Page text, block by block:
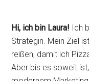
Hi, ich bin Laura! Ich
Strategin. Mein Ziel
reißen, damit ich
Aber bis es soweit